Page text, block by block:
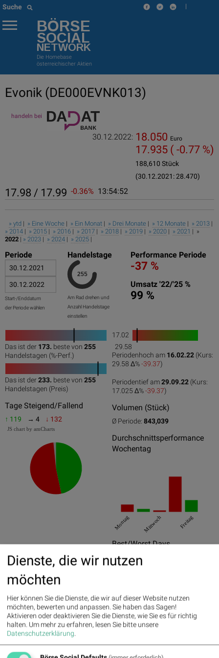
Suche |
BÖRSE
SOCIAL
NETWORK
Die Homebase
österreichischer Aktien
Evonik (DE000EVNK013)
handeln bei
30.12.2022: 18.050 Euro
17.935 ( -0.77 %)
188,610 Stück
(30.12.2021: 28.470)
17.98 / 17.99 -0.36% 13:54:52
» ytd | » Eine Woche | » Ein Monat | » Drei Monate | » 12 Monate | » 2013 |
» 2014 | » 2015 | » 2016 | » 2017 | » 2018 | » 2019 | » 2020 | » 2021 | »
2022 | » 2023 | » 2024 | » 2025 |
Periode
Start-/Enddatum
der Periode wählen
Handelstage
Am Rad drehen und
Anzahl Handelstage
einstellen
Performance Periode
-37 %
Umsatz '22/'25 %
99 %
Das ist der 173. beste von 255
Handelstagen (%-Perf.)
Das ist der233. beste von 255
Handelstagen (Preis)
Tage Steigend/Fallend
↑ 119 → 4 ↓ 132
JS chart by amCharts
17.02
1
0 100
29.58
Periodenhoch am 16.02.22 (Kurs:
29.58 Δ%-39.37)
Periodentief am29.09.22 (Kurs:
17.025 Δ%-39.37)
Volumen (Stück)
Ø Periode: 843,039
Durchschnittsperformance
Wochentag
Montag Mittwoch Freitag
Best/Worst Days
09.03.2022
16.06.2022 -7.96%
05.07.2022 -6.32%
07.03.2022 -5.57%
Dienste, die wir nutzen
möchten
Hier können Sie die Dienste, die wir auf dieser Website nutzen
möchten, bewerten und anpassen. Sie haben das Sagen!
Aktivieren oder deaktivieren Sie die Dienste, wie Sie es für richtig
halten. Um mehr zu erfahren, lesen Sie bitte unsere
Datenschutzerklärung.